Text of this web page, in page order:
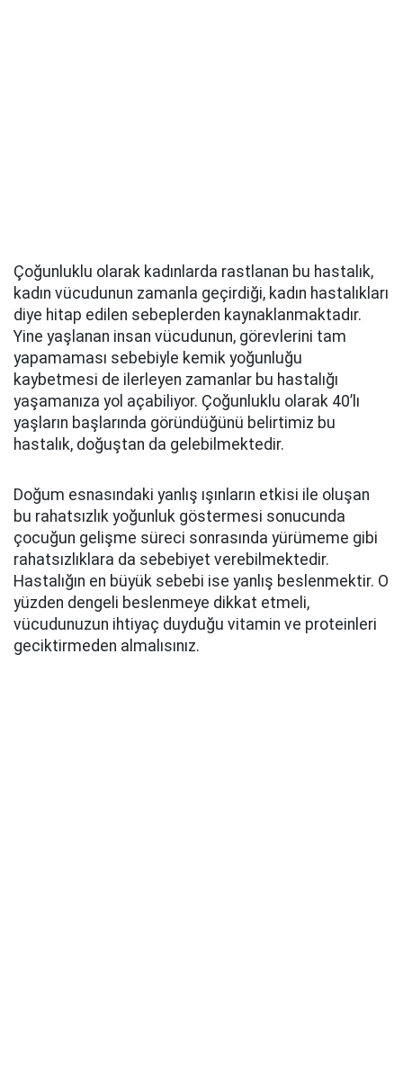
Çoğunluklu olarak kadınlarda rastlanan bu hastalık,
kadın vücudunun zamanla geçirdiği, kadın hastalıkları
diye hitap edilen sebeplerden kaynaklanmaktadır.
Yine yaşlanan insan vücudunun, görevlerini tam
yapamaması sebebiyle kemik yoğunluğu
kaybetmesi de ilerleyen zamanlar bu hastalığı
yaşamanıza yol açabiliyor. Çoğunluklu olarak 40’lı
yaşların başlarında göründüğünü belirtimiz bu
hastalık, doğuştan da gelebilmektedir.
Doğum esnasındaki yanlış ışınların etkisi ile oluşan
bu rahatsızlık yoğunluk göstermesi sonucunda
çocuğun gelişme süreci sonrasında yürümeme gibi
rahatsızlıklara da sebebiyet verebilmektedir.
Hastalığın en büyük sebebi ise yanlış beslenmektir. O
yüzden dengeli beslenmeye dikkat etmeli,
vücudunuzun ihtiyaç duyduğu vitamin ve proteinleri
geciktirmeden almalısınız.